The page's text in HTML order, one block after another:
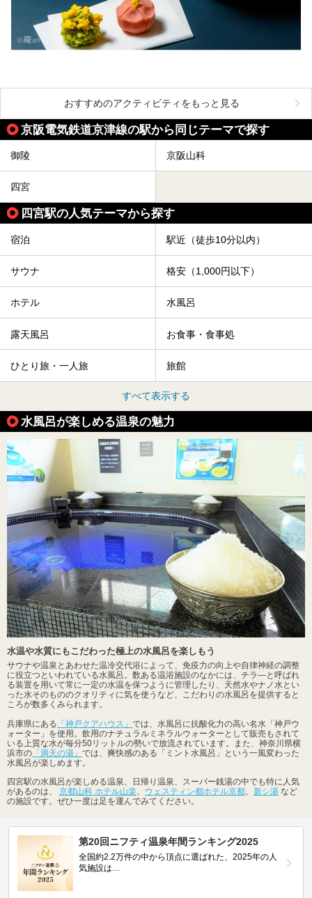
おすすめのアクティビティをもっと見る
京阪電気鉄道京津線の駅から同じテーマで探す
御陵 京阪山科
四宮
四宮駅の人気テーマから探す
宿泊 駅近（徒歩10分以内）
サウナ 格安（1,000円以下）
ホテル 水風呂
露天風呂 お食事・食事処
ひとり旅・一人旅 旅館
すべて表示する
水風呂が楽しめる温泉の魅力
水温や水質にもこだわった極上の水風呂を楽しもう
サウナや温泉とあわせた温冷交代浴によって、免疫力の向上や自律神経の調整
に役立つといわれている水風呂。数ある温浴施設のなかには、チラ―と呼ばれ
る装置を用いて常に一定の水温を保つように管理したり、天然水やナノ水とい
った水そのもののクオリティに気を使うなど、こだわりの水風呂を提供すると
ころが数多くみられます。
兵庫県にある 「神戸クアハウス」 では、水風呂に抗酸化力の高い名水「神戸ウ
ォーター」を使用。飲用のナチュラルミネラルウォーターとして販売もされて
いる上質な水が毎分50リットルの勢いで放流されています。また、神奈川県横
浜市の 「満天の湯」 では、爽快感のある「ミント水風呂」という一風変わった
水風呂が楽しめます。
四宮駅の水風呂が楽しめる温泉、日帰り温泉、スーパー銭湯の中でも特に人気
があるのは、 京都山科 ホテル山楽 ウェスティン都ホテル京都 新シ湯 など
の施設です。ぜひ一度は足を運んでみてください。
第20回ニフティ温泉年間ランキング2025
全国約2.2万件の中から頂点に選ばれた、2025年の人
気施設は…